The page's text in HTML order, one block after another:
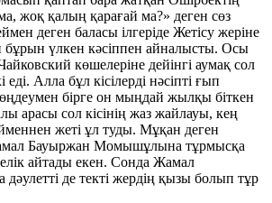
жоқ қалың қарағай ма?» деген сөз
деген баласы ілгеріде Жетісу жеріне
бұрын үлкен кәсіппен айналысты. Осы
көшелеріне дейінгі аумақ сол
Алла бұл кісілерді нәсіпті ғып
бірге он мыңдай жылқы біткен
арасы сол кісінің жаз жайлауы, кең
жеті ұл туды. Мұқан деген
Бауыржан Момышұлына тұрмысқа
айтады екен. Сонда Жамал
дәулетті де текті жердің қызы болып тұр